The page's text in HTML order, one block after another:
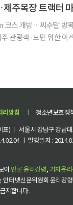
주목장 트랙터
코스 개방…씨수말 방
객·도민 위한 이색 주말
리방침 ㅣ 청소년보호정
프) ㅣ 서울시 강남구 강
ㅣ 발행일자 :
아언론 윤리강령, 기자윤
터넷신문위원회 윤리강
지합니다.